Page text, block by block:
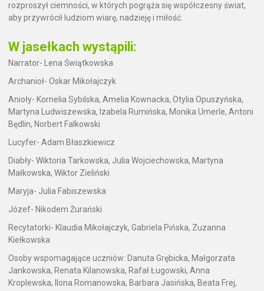
rozproszył ciemności, w których pogrąża się współczesny świat,
aby przywrócił ludziom wiarę, nadzieję i miłość.
W jasełkach wystąpili:
Narrator- Lena Świątkowska
Archanioł- Oskar Mikołajczyk
Anioły- Kornelia Sybilska, Amelia Kownacka, Otylia Opuszyńska,
Martyna Ludwiszewska, Izabela Rumińska, Monika Umerle, Antoni
Będlin, Norbert Falkowski
Lucyfer- Adam Błaszkiewicz
Diabły- Wiktoria Tarkowska, Julia Wojciechowska, Martyna
Małkowska, Wiktor Zieliński
Maryja- Julia Fabiszewska
Józef- Nikodem Żurański
Recytatorki- Klaudia Mikołajczyk, Gabriela Pińska, Zuzanna
Kiełkowska
Osoby wspomagające uczniów: Danuta Grębicka, Małgorzata
Jankowska, Renata Kilanowska, Rafał Ługowski, Anna
Kroplewska, Ilona Romanowska, Barbara Jasińska, Beata Frej,